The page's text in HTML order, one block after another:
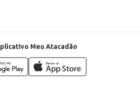
Meu Atacadão